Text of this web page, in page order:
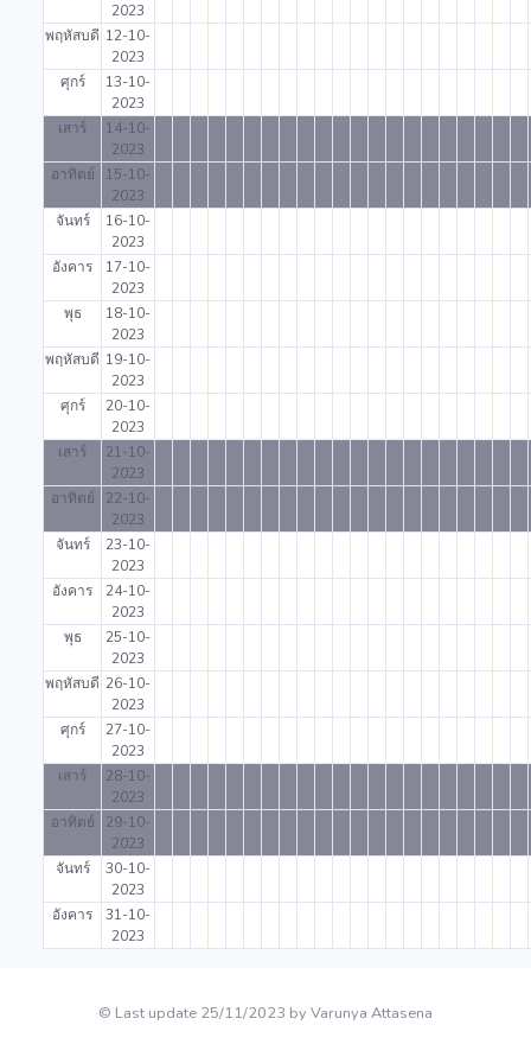
2023
พฤหัสบดี 12-10-
2023
ศุกร์
13-10-
2023
เสาร์
14-10-
2023
อาทิตย์
15-10-
2023
จันทร์
16-10-
2023
อังคาร
17-10-
2023
พุธ
18-10-
2023
พฤหัสบดี 19-10-
2023
ศุกร์
20-10-
2023
เสาร์
21-10-
2023
อาทิตย์
22-10-
2023
จันทร์
23-10-
2023
อังคาร
24-10-
2023
พุธ
25-10-
2023
พฤหัสบดี 26-10-
2023
ศุกร์
27-10-
2023
เสาร์
28-10-
2023
อาทิตย์
29-10-
2023
จันทร์
30-10-
2023
อังคาร
31-10-
2023
© Last update 25/11/2023 by Varunya Attasena